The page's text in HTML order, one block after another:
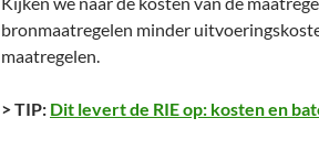
bronmaatregelen minder
maatregelen.
> TIP: Dit levert de RIE op: kosten en